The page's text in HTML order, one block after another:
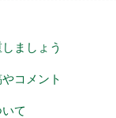
ましょう
コメント
て